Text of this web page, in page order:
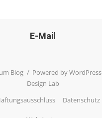
E-Mail
Blog / Powered by WordPress
Design Lab
Datenschutz